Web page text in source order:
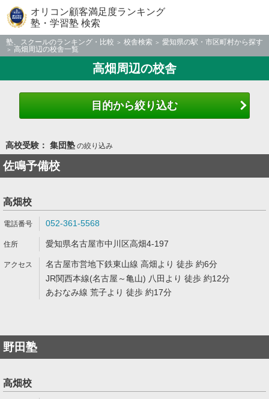
オリコン顧客満足度ランキング
塾・学習塾 検索
塾、スクールのランキング・比較 校舎検索
愛知県の駅・市区町村から探す
高畑周辺の校舎一覧
高畑周辺の校舎
目的から絞り込む
高校受験： 集団塾の絞り込み
佐鳴予備校
高畑校
052-361-5568
愛知県名古屋市中川区高畑4-197
名古屋市営地下鉄東山線 高畑より 徒歩 約6分
JR関西本線(名古屋～亀山) 八田より 徒歩 約12分
あおなみ線 荒子より 徒歩 約17分
野田塾
高畑校